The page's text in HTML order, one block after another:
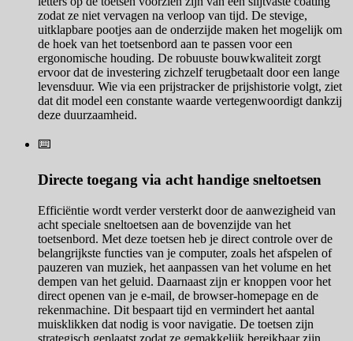
zodat ze niet vervagen na verloop van tijd. De stevige,
uitklapbare pootjes aan de onderzijde maken het mogelijk om
de hoek van het toetsenbord aan te passen voor een
ergonomische houding. De robuuste bouwkwaliteit zorgt
ervoor dat de investering zichzelf terugbetaalt door een lange
levensduur. Wie via een prijstracker de prijshistorie volgt, ziet
dat dit model een constante waarde vertegenwoordigt dankzij
deze duurzaamheid.
⌨️
Directe toegang via acht handige sneltoetsen
Efficiëntie wordt verder versterkt door de aanwezigheid van
acht speciale sneltoetsen aan de bovenzijde van het
toetsenbord. Met deze toetsen heb je direct controle over de
belangrijkste functies van je computer, zoals het afspelen of
pauzeren van muziek, het aanpassen van het volume en het
dempen van het geluid. Daarnaast zijn er knoppen voor het
direct openen van je e-mail, de browser-homepage en de
rekenmachine. Dit bespaart tijd en vermindert het aantal
muisklikken dat nodig is voor navigatie. De toetsen zijn
strategisch geplaatst zodat ze gemakkelijk bereikbaar zijn